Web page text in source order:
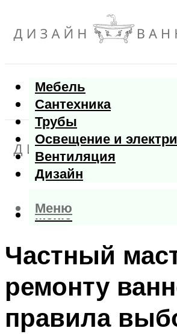
Мебель
Сантехника
Трубы
Освещение и
Вентиляция
Дизайн
Меню
Меню
Частный
ремонту
правила